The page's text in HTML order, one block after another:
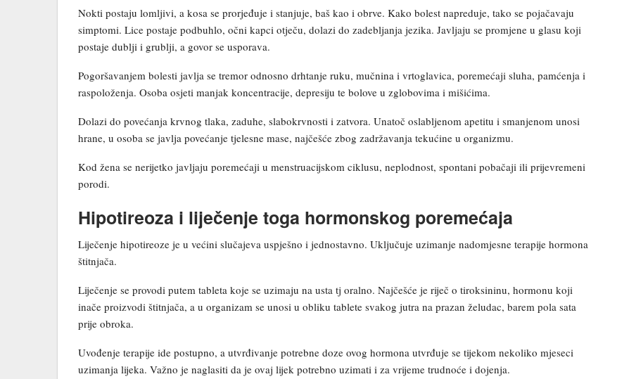
Nokti postaju lomljivi, a kosa se prorjeđuje i stanjuje, baš kao i obrve. Kako bolest napreduje, tako se pojačavaju
simptomi. Lice postaje podbuhlo, očni kapci otječu, dolazi do zadebljanja jezika. Javljaju se promjene u glasu koji
postaje dublji i grublji, a govor se usporava.
Pogoršavanjem bolesti javlja se tremor odnosno drhtanje ruku, mučnina i vrtoglavica, poremećaji sluha, pamćenja i
raspoloženja. Osoba osjeti manjak koncentracije, depresiju te bolove u zglobovima i mišićima.
Dolazi do povećanja krvnog tlaka, zaduhe, slabokrvnosti i zatvora. Unatoč oslabljenom apetitu i smanjenom unosi
hrane, u osoba se javlja povećanje tjelesne mase, najčešće zbog zadržavanja tekućine u organizmu.
Kod žena se nerijetko javljaju poremećaji u menstruacijskom ciklusu, neplodnost, spontani pobačaji ili prijevremeni
porodi.
Hipotireoza i liječenje toga hormonskog poremećaja
Liječenje hipotireoze je u većini slučajeva uspješno i jednostavno. Uključuje uzimanje nadomjesne terapije hormona
štitnjača.
Liječenje se provodi putem tableta koje se uzimaju na usta tj oralno. Najčešće je riječ o tiroksininu, hormonu koji
inače proizvodi štitnjača, a u organizam se unosi u obliku tablete svakog jutra na prazan želudac, barem pola sata
prije obroka.
Uvođenje terapije ide postupno, a utvrđivanje potrebne doze ovog hormona utvrđuje se tijekom nekoliko mjeseci
uzimanja lijeka. Važno je naglasiti da je ovaj lijek potrebno uzimati i za vrijeme trudnoće i dojenja.